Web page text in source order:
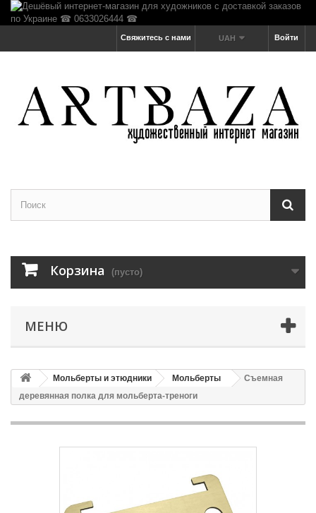
Войти
UAH
Свяжитесь с нами
Корзина (пусто)
МЕНЮ
Мольберты и этюдники Мольберты
Съемная
деревянная полка для мольберта-треноги